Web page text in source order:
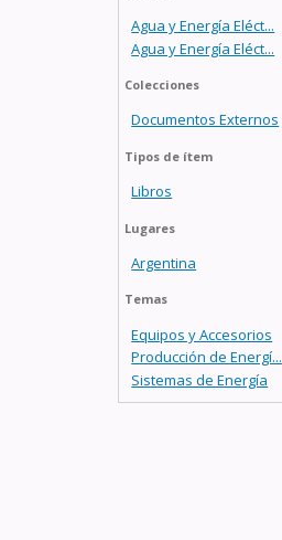
Agua y Energía Eléct...
Agua y Energía Eléct...
Colecciones
Documentos Externos
Tipos de ítem
Libros
Lugares
Argentina
Temas
Equipos y Accesorios
Producción de Energí...
Sistemas de Energía